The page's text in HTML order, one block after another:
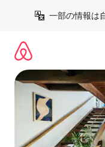
一部の情報は